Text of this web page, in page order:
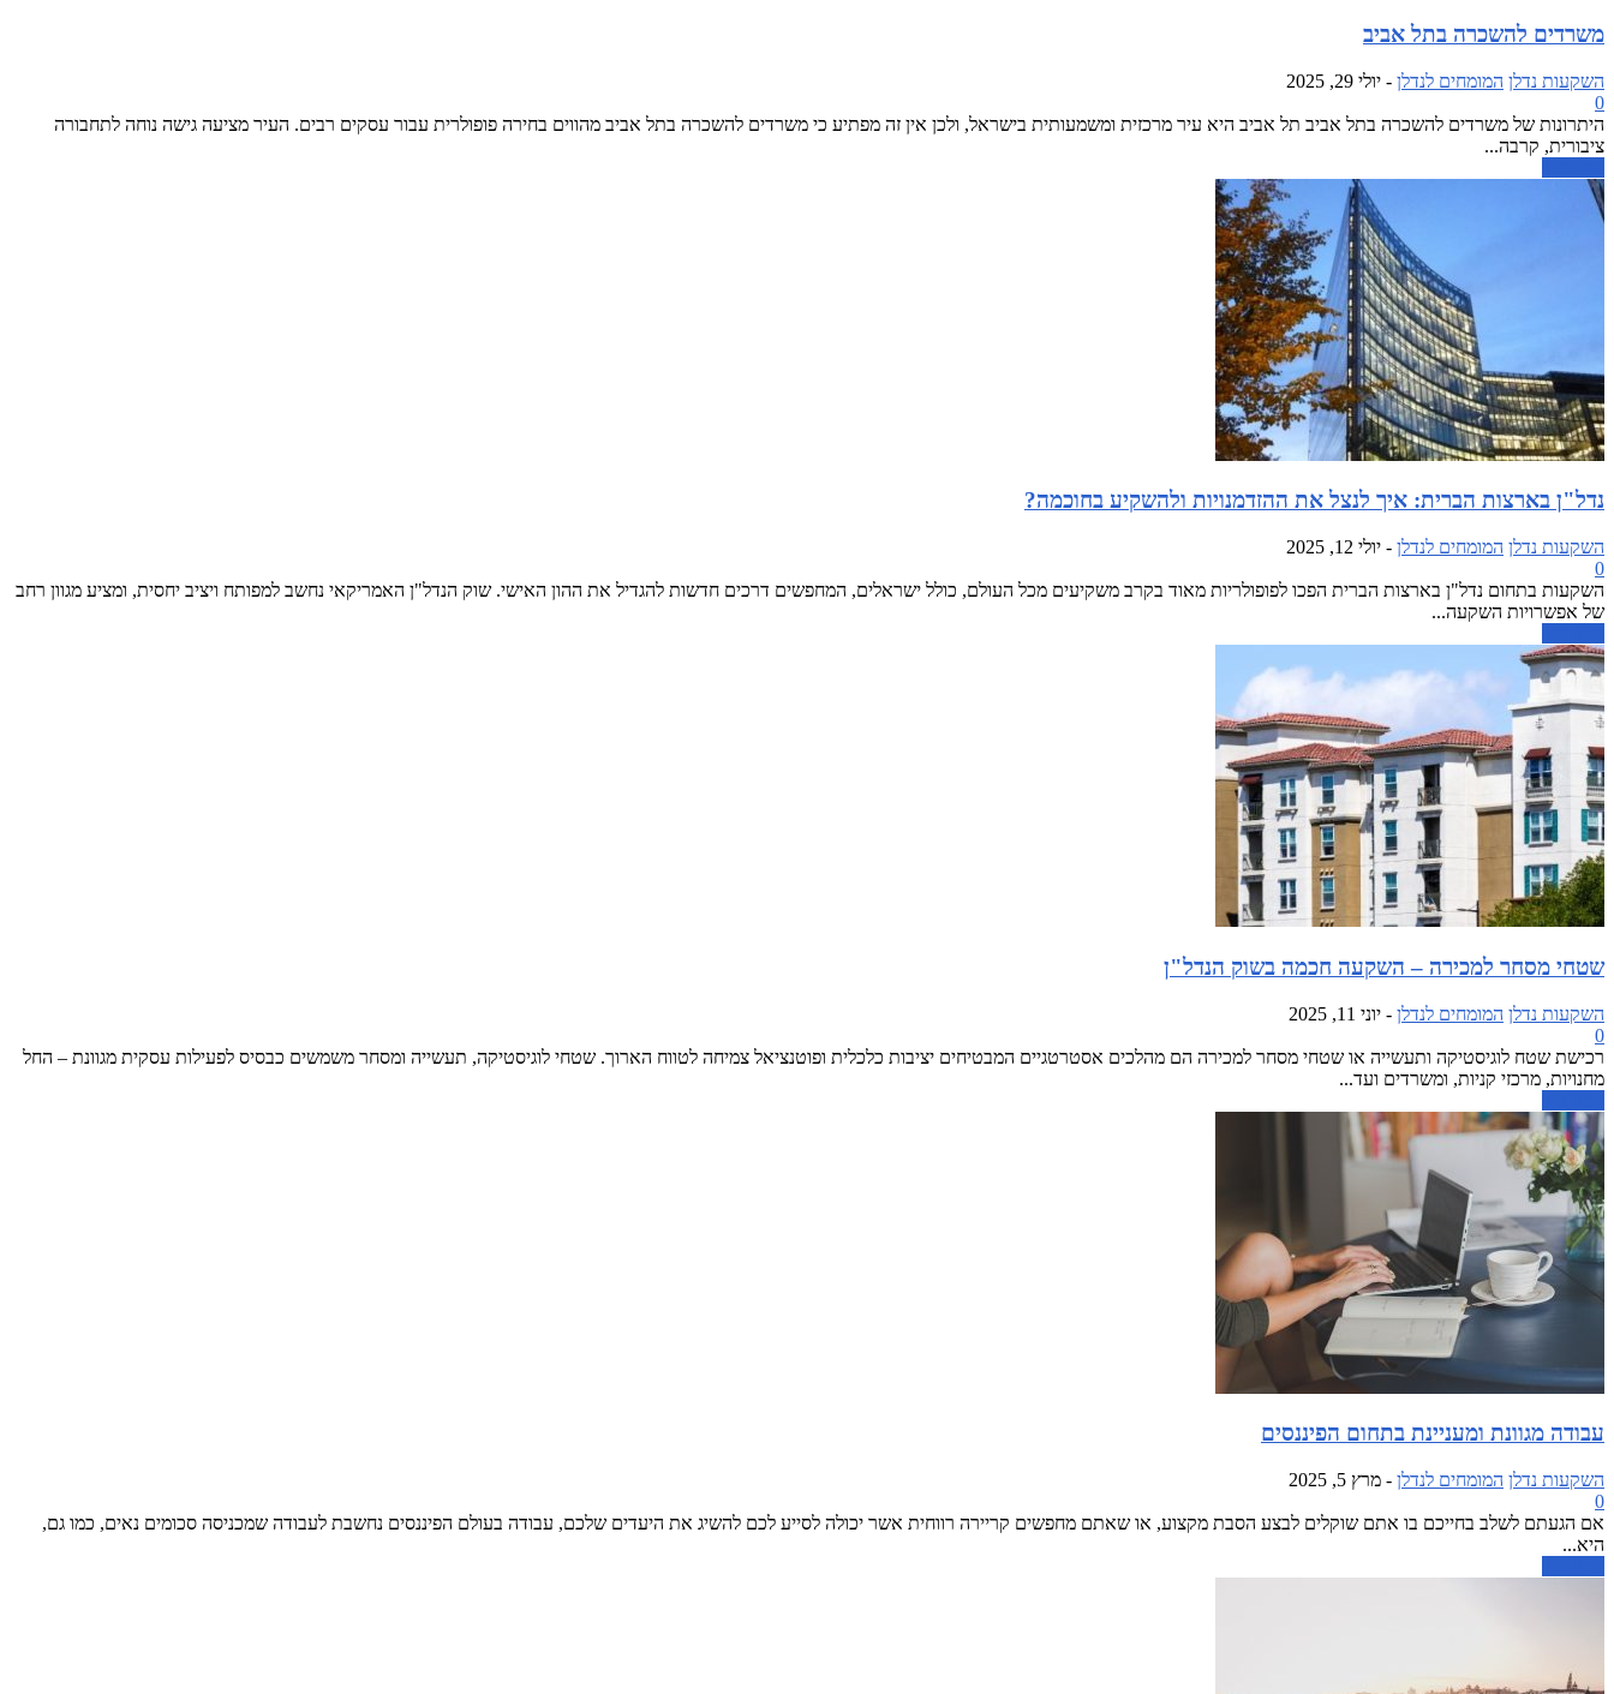
משרדים להשכרה בתל אביב
השקעות נדלן המומחים לנדלן - יולי 29, 2025
0
היתרונות של משרדים להשכרה בתל אביב תל אביב היא עיר מרכזית ומשמעותית בישראל, ולכן אין זה מפתיע כי משרדים להשכרה בתל אביב מהווים בחירה פופולרית עבור עסקים רבים. העיר מציעה גישה נוחה לתחבורה
ציבורית, קרבה...
נדל"ן בארצות הברית: איך לנצל את ההזדמנויות ולהשקיע בחוכמה?
השקעות נדלן המומחים לנדלן - יולי 12, 2025
0
השקעות בתחום נדל"ן בארצות הברית הפכו לפופולריות מאוד בקרב משקיעים מכל העולם, כולל ישראלים, המחפשים דרכים חדשות להגדיל את ההון האישי. שוק הנדל"ן האמריקאי נחשב למפותח ויציב יחסית, ומציע מגוון רחב
של אפשרויות השקעה...
שטחי מסחר למכירה – השקעה חכמה בשוק הנדל"ן
השקעות נדלן המומחים לנדלן - יוני 11, 2025
0
רכישת שטח לוגיסטיקה ותעשייה או שטחי מסחר למכירה הם מהלכים אסטרטגיים המבטיחים יציבות כלכלית ופוטנציאל צמיחה לטווח הארוך. שטחי לוגיסטיקה, תעשייה ומסחר משמשים כבסיס לפעילות עסקית מגוונת – החל
מחנויות, מרכזי קניות, ומשרדים ועד...
עבודה מגוונת ומעניינת בתחום הפיננסים
השקעות נדלן המומחים לנדלן - מרץ 5, 2025
0
אם הגעתם לשלב בחייכם בו אתם שוקלים לבצע הסבת מקצוע, או שאתם מחפשים קריירה רווחית אשר יכולה לסייע לכם להשיג את היעדים שלכם, עבודה בעולם הפיננסים נחשבת לעבודה שמכניסה סכומים נאים, כמו גם,
היא...